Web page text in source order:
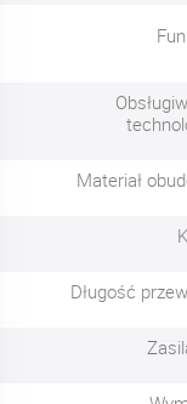
Materiał
Długość